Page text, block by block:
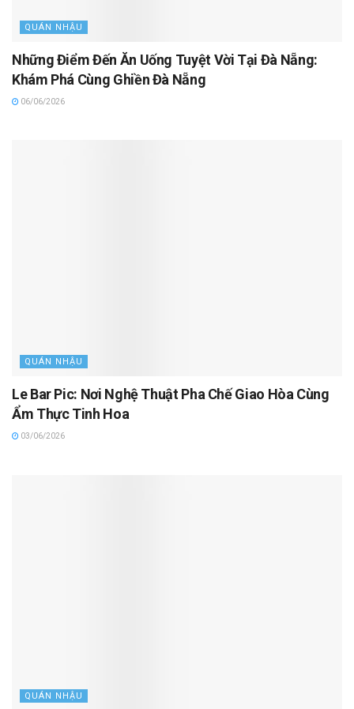
QUÁN NHẬU
Những Điểm Đến Ăn Uống Tuyệt Vời Tại Đà Nẵng:
Khám Phá Cùng Ghiền Đà Nẵng
06/06/2026
QUÁN NHẬU
Le Bar Pic: Nơi Nghệ Thuật Pha Chế Giao Hòa Cùng
Ẩm Thực Tinh Hoa
03/06/2026
QUÁN NHẬU